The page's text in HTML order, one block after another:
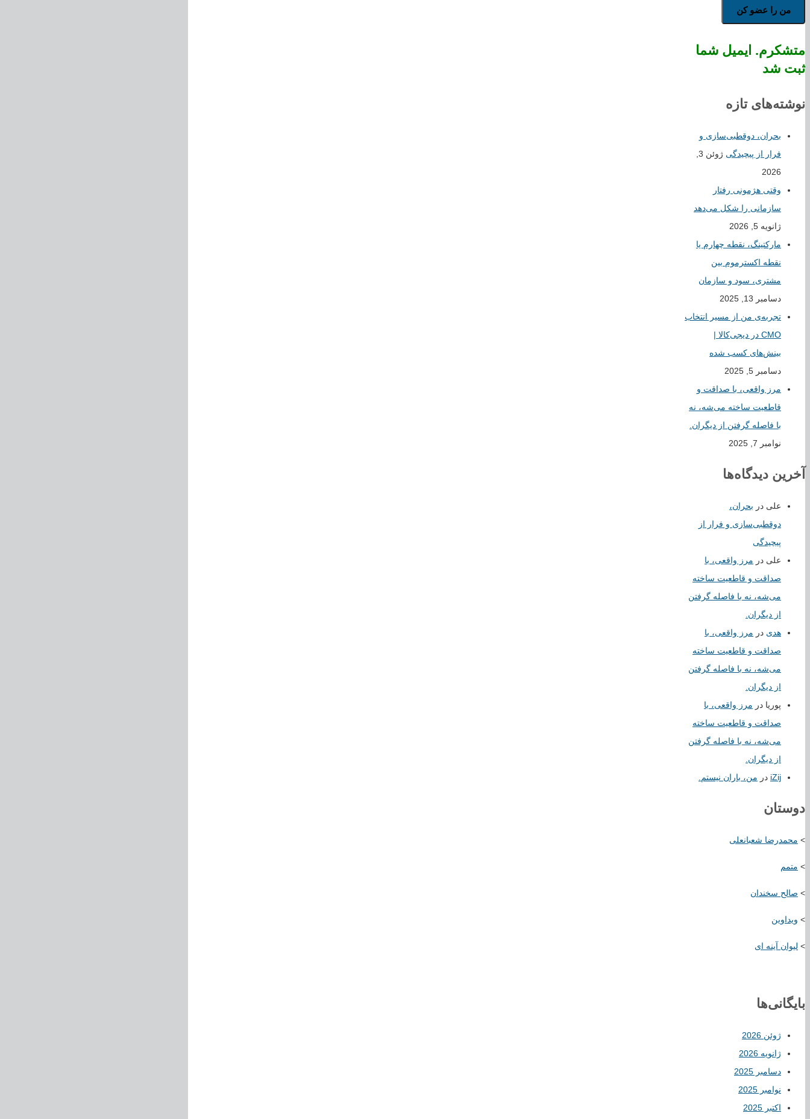
من را عضو کن
متشکرم. ایمیل شما
ثبت شد
نوشته‌های تازه
بحران، دوقطبی‌سازی و
فرار از پیچیدگی
2026
وقتی هژمونی رفتار
سازمانی را شکل می‌دهد
ژانویه 5, 2026
مارکتینگ، نقطه چهارم یا
نقطه اکسترموم بین
مشتری، سود و سازمان
دسامبر 13, 2025
تجربه‌ی من از مسیر انتخاب
CMO در دیجی‌کالا |
بینش‌های کسب شده
دسامبر 5, 2025
مرز واقعی، با صداقت و
قاطعیت ساخته می‌شه، نه
با فاصله گرفتن از دیگران.
نوامبر 7, 2025
آخرین دیدگاه‌ها
علی در بحران،
دوقطبی‌سازی و فرار از
پیچیدگی
علی در مرز واقعی، با
صداقت و قاطعیت ساخته
می‌شه، نه با فاصله گرفتن
از دیگران.
هدی در مرز واقعی، با
صداقت و قاطعیت ساخته
می‌شه، نه با فاصله گرفتن
از دیگران.
پوریا در مرز واقعی، با
صداقت و قاطعیت ساخته
می‌شه، نه با فاصله گرفتن
از دیگران.
iZij در من، باران نیستم.
دوستان
> محمدرضا شعبانعلی
> متمم
> صالح سخندان
> ویداوین
> لیوان آینه ای
بایگانی‌ها
ژوئن 2026
ژانویه 2026
دسامبر 2025
نوامبر 2025
اکتبر 2025